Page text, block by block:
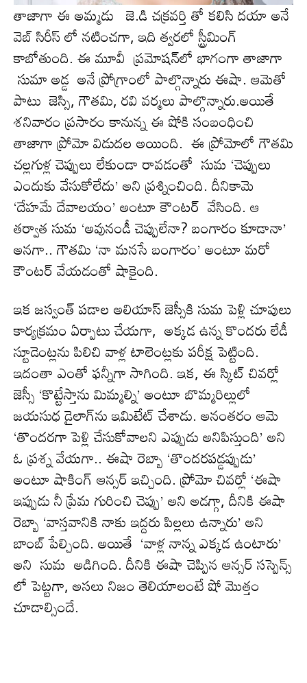
తాజాగా ఈ అమ్మ‌డు జె.డి చక్రవర్తి తో కలిసి దయా అనే
వెబ్ సిరీస్ లో న‌టించ‌గా, ఇది త్వ‌ర‌లో స్ట్రీమింగ్
కాబోతుంది. ఈ మూవీ ప్ర‌మోష‌న్‌లో భాగంగా తాజాగా
సుమా అడ్డ అనే ప్రోగ్రాంలో పాల్గొన్నారు ఈషా. ఆమెతో
పాటు జెస్సి, గౌతమి, రవి వర్మలు పాల్గొన్నారు.అయితే
శ‌నివారం ప్ర‌సారం కానున్న ఈ షోకి సంబంధించి
తాజాగా ప్రోమో విడుద‌ల అయింది. ఈ ప్రోమోలో గౌతమి
చల్లగుళ్ల చెప్పులు లేకుండా రావ‌డంతో సుమ ‘చెప్పులు
ఎందుకు వేసుకోలేదు’ అని ప్రశ్నించింది. దీనికామె
‘దేహమే దేవాలయం’ అంటూ కౌంటర్ వేసింది. ఆ
తర్వాత సుమ ‘అవునండీ చెప్పులేనా? బంగారం కూడానా’
అనగా.. గౌతమి ‘నా మనసే బంగారం’ అంటూ మరో
కౌంటర్ వేయడంతో షాకైంది.
ఇక జస్వంత్ పడాల అలియాస్ జెస్సీకి సుమ పెళ్లి చూపులు
కార్య‌క్ర‌మం ఏర్పాటు చేయ‌గా, అక్కడ ఉన్న కొందరు లేడీ
స్టూడెంట్లను పిలిచి వాళ్ల టాలెంట్లకు పరీక్ష పెట్టింది.
ఇదంతా ఎంతో ఫన్నీగా సాగింది. ఇక, ఈ స్కిట్ చివర్లో
జెస్సీ ‘కొట్టేస్తాను మిమ్మల్ని’ అంటూ బొమ్మరిల్లులో
జయసుధ డైలాగ్‌ను ఇమిటేట్ చేశాడు. అనంతరం ఆమె
‘తొందరగా పెళ్లి చేసుకోవాలని ఎప్పుడు అనిపిస్తుంది’ అని
ఓ ప్ర‌శ్న వేయ‌గా.. ఈషా రెబ్బా ‘తొందరపడ్డప్పుడు’
అంటూ షాకింగ్ ఆన్సర్ ఇచ్చింది. ప్రోమో చివర్లో ‘ఈషా
ఇప్పుడు నీ ప్రేమ గురించి చెప్పు’ అని అడ‌గ్గా, దీనికి ఈషా
రెబ్బా ‘వాస్తవానికి నాకు ఇద్దరు పిల్లలు ఉన్నారు’ అని
బాంబ్ పేల్చింది. అయితే ‘వాళ్ల నాన్న ఎక్కడ ఉంటారు’
అని సుమ అడిగింది. దీనికి ఈషా చెప్పిన ఆన్సర్ స‌స్పెన్స్
లో పెట్ట‌గా, అస‌లు నిజం తెలియాలంటే షో మొత్తం
చూడాల్సిందే.